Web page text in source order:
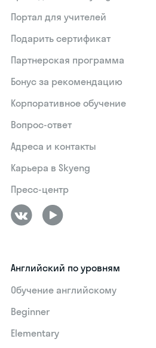
Портал для учителей
Подарить сертификат
Партнерская программа
Бонус за рекомендацию
Корпоративное обучение
Вопрос-ответ
Адреса и контакты
Карьера в Skyeng
Пресс-центр
Английский по уровням
Обучение английскому
Beginner
Elementary